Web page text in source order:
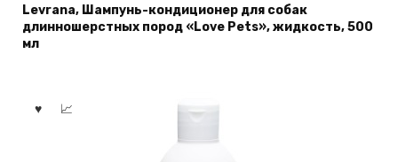
Levrana, Шампунь-кондиционер для собак
длинношерстных пород «Love Pets», жидкость, 500
мл